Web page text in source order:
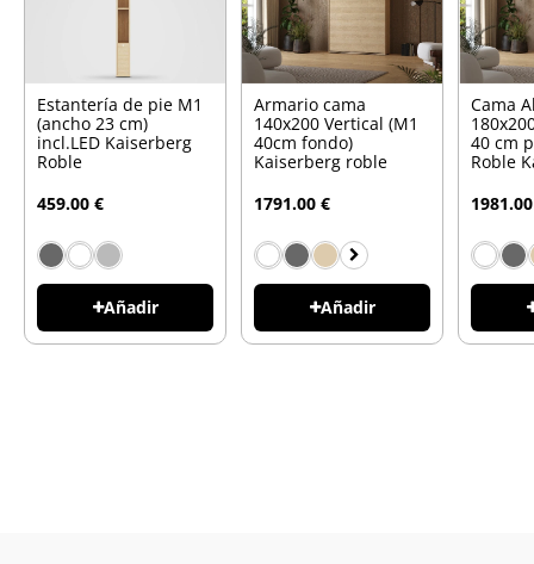
Estantería de pie M1
(ancho 23 cm)
incl.LED Kaiserberg
Roble
459.00 €
Añadir
Armario cama
140x200 Vertical (M1
40cm fondo)
Kaiserberg roble
1791.00 €
Añadir
Cama
40 cm
Roble